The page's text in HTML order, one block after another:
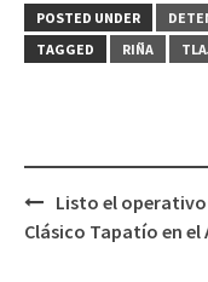
(Se
abre
en
una
(Se
abre
en
una
POSTED UNDER
TAGGED
RIÑA
Post
navigation
Listo el
Clásico Tapatío en el